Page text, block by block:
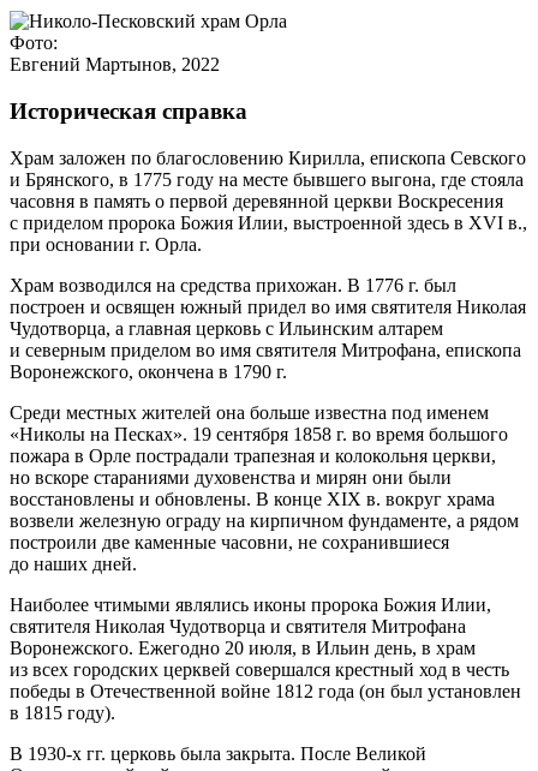
Фото:
Евгений Мартынов, 2022
Историческая справка
Храм заложен по благословению Кирилла, епископа Севского
и Брянского, в 1775 году на месте бывшего выгона, где стояла
часовня в память о первой деревянной церкви Воскресения
с приделом пророка Божия Илии, выстроенной здесь в XVI в.,
при основании г. Орла.
Храм возводился на средства прихожан. В 1776 г. был
построен и освящен южный придел во имя святителя Николая
Чудотворца, а главная церковь с Ильинским алтарем
и северным приделом во имя святителя Митрофана, епископа
Воронежского, окончена в 1790 г.
Среди местных жителей она больше известна под именем
«Николы на Песках». 19 сентября 1858 г. во время большого
пожара в Орле пострадали трапезная и колокольня церкви,
но вскоре стараниями духовенства и мирян они были
восстановлены и обновлены. В конце XIX в. вокруг храма
возвели железную ограду на кирпичном фундаменте, а рядом
построили две каменные часовни, не сохранившиеся
до наших дней.
Наиболее чтимыми являлись иконы пророка Божия Илии,
святителя Николая Чудотворца и святителя Митрофана
Воронежского. Ежегодно 20 июля, в Ильин день, в храм
из всех городских церквей совершался крестный ход в честь
победы в Отечественной войне 1812 года (он был установлен
в 1815 году).
В 1930-х гг. церковь была закрыта. После Великой